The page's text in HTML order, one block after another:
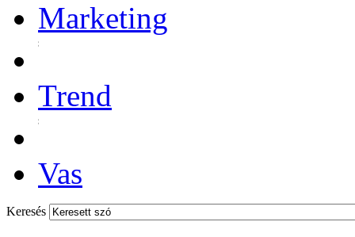
Marketing
Trend
Vas
Keresés